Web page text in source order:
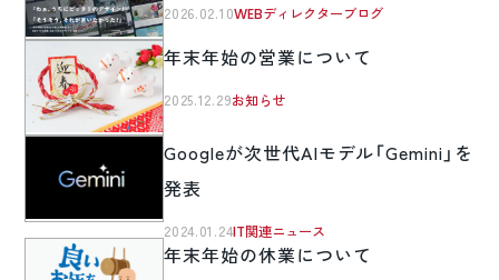
2026.02.10WEBディレクターブログ
年末年始の営業について
2025.12.29お知らせ
Googleが次世代AIモデル「Gemini」を
発表
2024.01.24IT関連ニュース
年末年始の休業について